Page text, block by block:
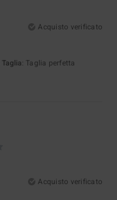
Acquisto verificato
Taglia: Taglia perfetta
Acquisto verificato